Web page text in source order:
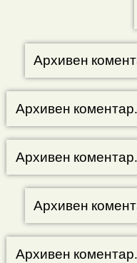
Архивен
Архивен коментар.
Архивен коментар.
Архивен
Архивен коментар.